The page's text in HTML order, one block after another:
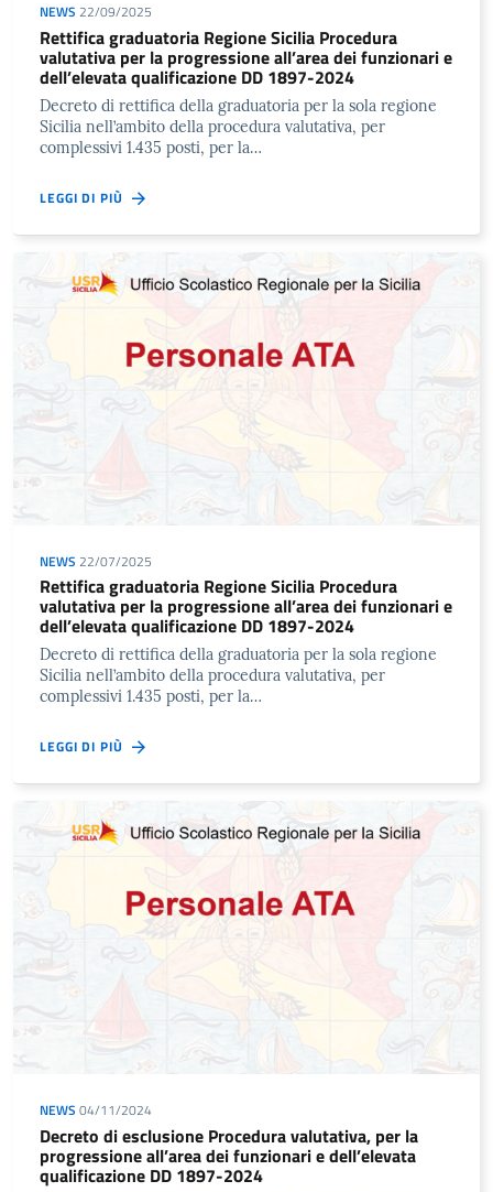
NEWS 22/09/2025
Rettifica graduatoria Regione Sicilia Procedura
valutativa per la progressione all’area dei funzionari e
dell’elevata qualificazione DD 1897-2024
Decreto di rettifica della graduatoria per la sola regione
Sicilia nell’ambito della procedura valutativa, per
complessivi 1.435 posti, per la…
LEGGI DI PIÙ
NEWS 22/07/2025
Rettifica graduatoria Regione Sicilia Procedura
valutativa per la progressione all’area dei funzionari e
dell’elevata qualificazione DD 1897-2024
Decreto di rettifica della graduatoria per la sola regione
Sicilia nell’ambito della procedura valutativa, per
complessivi 1.435 posti, per la…
LEGGI DI PIÙ
NEWS 04/11/2024
Decreto di esclusione Procedura valutativa, per la
progressione all’area dei funzionari e dell’elevata
qualificazione DD 1897-2024